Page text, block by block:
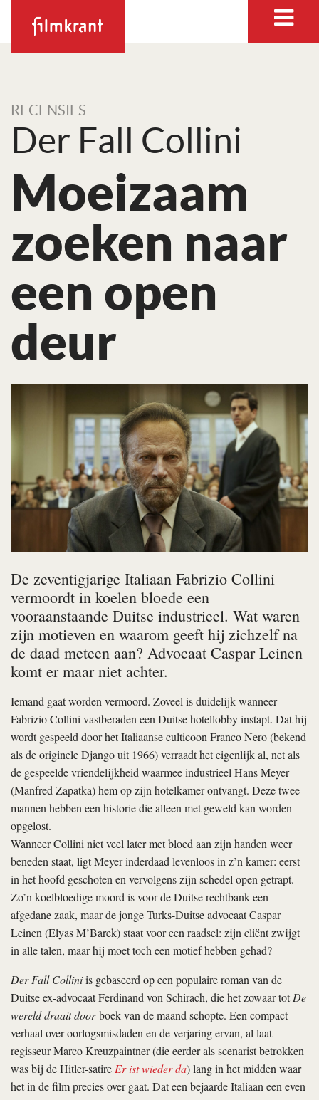
RECENSIES
Der Fall Collini
Moeizaam
zoeken naar
een open
deur
De zeventigjarige Italiaan Fabrizio Collini
vermoordt in koelen bloede een
vooraanstaande Duitse industrieel. Wat waren
zijn motieven en waarom geeft hij zichzelf na
de daad meteen aan? Advocaat Caspar Leinen
komt er maar niet achter.
Iemand gaat worden vermoord. Zoveel is duidelijk wanneer
Fabrizio Collini vastberaden een Duitse hotellobby instapt. Dat hij
wordt gespeeld door het Italiaanse culticoon Franco Nero (bekend
als de originele Django uit 1966) verraadt het eigenlijk al, net als
de gespeelde vriendelijkheid waarmee industrieel Hans Meyer
(Manfred Zapatka) hem op zijn hotelkamer ontvangt. Deze twee
mannen hebben een historie die alleen met geweld kan worden
opgelost.
Wanneer Collini niet veel later met bloed aan zijn handen weer
beneden staat, ligt Meyer inderdaad levenloos in z’n kamer: eerst
in het hoofd geschoten en vervolgens zijn schedel open getrapt.
Zo’n koelbloedige moord is voor de Duitse rechtbank een
afgedane zaak, maar de jonge Turks-Duitse advocaat Caspar
Leinen (Elyas M’Barek) staat voor een raadsel: zijn cliënt zwijgt
in alle talen, maar hij moet toch een motief hebben gehad?
Der Fall Colliniis gebaseerd op een populaire roman van de
Duitse ex-advocaat Ferdinand von Schirach, die het zowaar totDe
wereld draait door-boek van de maand schopte. Een compact
verhaal over oorlogsmisdaden en de verjaring ervan, al laat
regisseur Marco Kreuzpaintner (die eerder als scenarist betrokken
was bij de Hitler-satireEr ist wieder da) lang in het midden waar
het in de film precies over gaat. Dat een bejaarde Italiaan een even